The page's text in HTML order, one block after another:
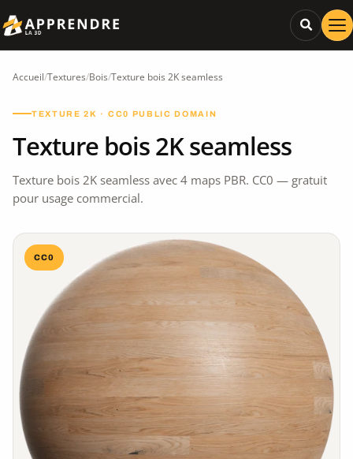
Accueil/Textures/Bois/Texture bois 2K seamless
TEXTURE 2K · CC0 PUBLIC DOMAIN
Texture bois 2K seamless
Texture bois 2K seamless avec 4 maps PBR. CC0 — gratuit
pour usage commercial.
CC0